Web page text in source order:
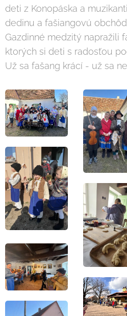
deti z Konopáska a
dedinu a fašiangovú
Gazdinné medzitý napražili
ktorých si deti s radosťou
Už sa fašang krácí - už sa